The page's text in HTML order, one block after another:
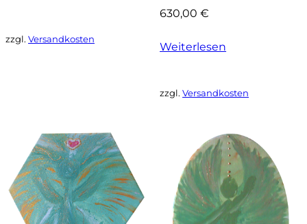
zzgl. Versandkosten
630,00€
Weiterlesen
zzgl.Versandkosten